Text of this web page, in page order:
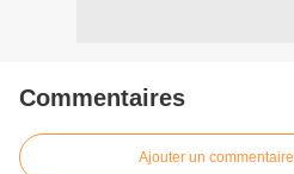
Commentaires
Ajouter un commentaire